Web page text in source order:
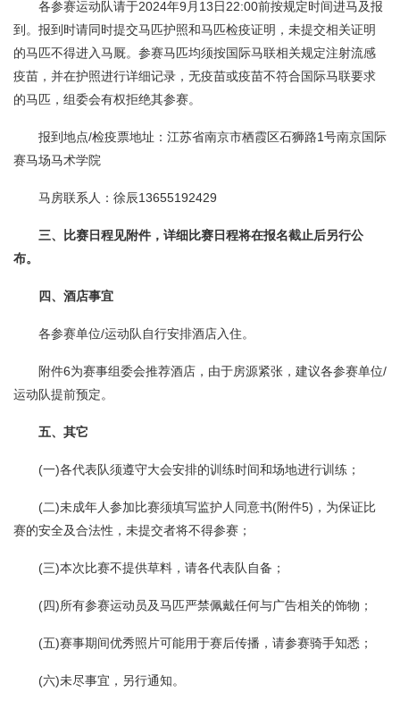
各参赛运动队请于2024年9月13日22:00前按规定时间进马及报
到。报到时请同时提交马匹护照和马匹检疫证明，未提交相关证明
的马匹不得进入马厩。参赛马匹均须按国际马联相关规定注射流感
疫苗，并在护照进行详细记录，无疫苗或疫苗不符合国际马联要求
的马匹，组委会有权拒绝其参赛。
报到地点/检疫票地址：江苏省南京市栖霞区石狮路1号南京国际
赛马场马术学院
马房联系人：徐辰13655192429
三、比赛日程见附件，详细比赛日程将在报名截止后另行公
布。
四、酒店事宜
各参赛单位/运动队自行安排酒店入住。
附件6为赛事组委会推荐酒店，由于房源紧张，建议各参赛单位/
运动队提前预定。
五、其它
(一)各代表队须遵守大会安排的训练时间和场地进行训练；
(二)未成年人参加比赛须填写监护人同意书(附件5)，为保证比
赛的安全及合法性，未提交者将不得参赛；
(三)本次比赛不提供草料，请各代表队自备；
(四)所有参赛运动员及马匹严禁佩戴任何与广告相关的饰物；
(五)赛事期间优秀照片可能用于赛后传播，请参赛骑手知悉；
(六)未尽事宜，另行通知。